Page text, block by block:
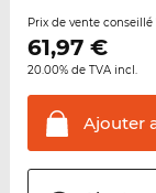
Prix de vente conseillé
61,97€
20.00% de TVA incl.
Ajouter